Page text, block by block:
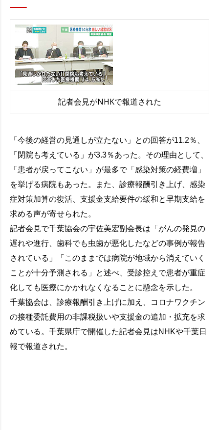
記者会見がNHKで報道された
「今後の経営の見通しが立たない」との回答が11.2％、
「閉院も考えている」が3.3％あった。その理由として、
「患者が戻ってこない」が最多で「感染対策の経費増」
を挙げる病院もあった。また、診療報酬引き上げ、感染
症対策加算の復活、支援金支給要件の緩和と早期支給を
求める声が寄せられた。
記者会見で千葉協会の宇佐美宏副会長は「がんの発見の
遅れや進行、歯科でも虫歯が悪化したなどの事例が報告
されている」「このままでは病院が地域から消えていく
ことが十分予測される」と述べ、受診控えで患者が重症
化しても医療にかかれなくなることに懸念を示した。
千葉協会は、診療報酬引き上げに加え、コロナワクチン
の接種委託費用の非課税扱いや支援金の追加・拡充を求
めている。千葉県庁で開催した記者会見はNHKや千葉日
報で報道された。